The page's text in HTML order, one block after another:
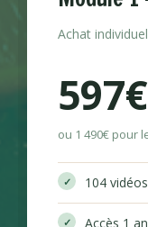
Achat
597€
ou 1 490€ pour
104
Accès 1